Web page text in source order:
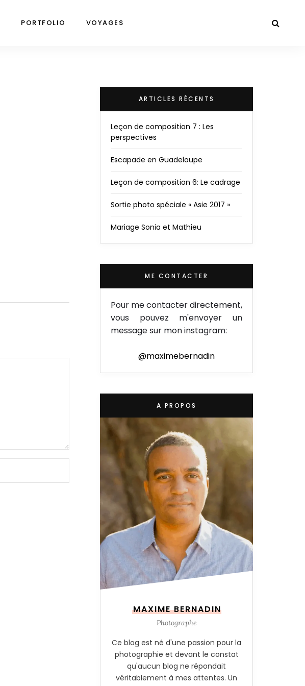
PORTFOLIO VOYAGES
ARTICLES RÉCENTS
Leçon de composition 7 : Les
perspectives
Escapade en Guadeloupe
Leçon de composition 6: Le cadrage
Sortie photo spéciale « Asie 2017 »
Mariage Sonia et Mathieu
ME CONTACTER
Pour me contacter directement,
vous pouvez m'envoyer un
message sur mon instagram:
@maximebernadin
A PROPOS
MAXIME BERNADIN
Photographe
Ce blog est né d'une passion pour la
photographie et devant le constat
qu'aucun blog ne répondait
véritablement à mes attentes. Un